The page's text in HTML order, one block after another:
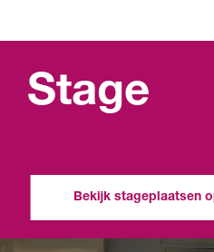
Stage
Bekijk stageplaatsen